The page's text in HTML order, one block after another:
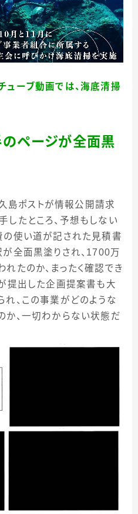
ューブ動画では、海底清掃
ページが全面黒
島ポストが情報公開請求
たところ、予想もしない
の使い道が記された見積書
全面黒塗りされ、1700万
たのか、まったく確認でき
提出した企画提案書も大
、この事業がどのような
か、一切わからない状態だ